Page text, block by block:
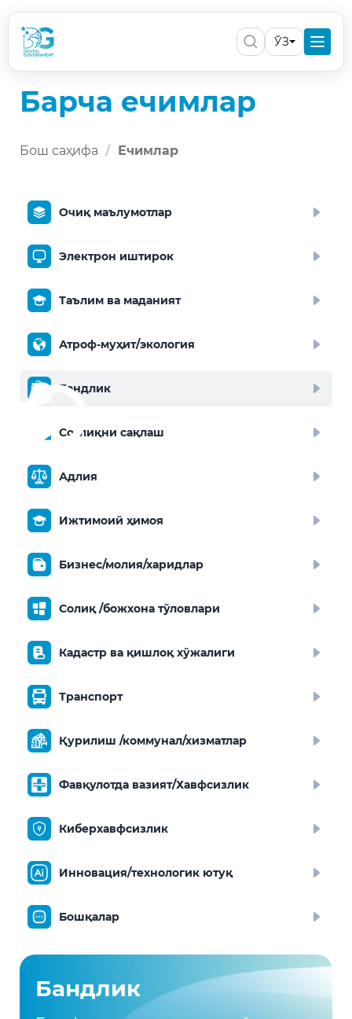
ЎЗ
Барча ечимлар
Бош саҳифа Ечимлар
Очиқ маълумотлар
Электрон иштирок
Таълим ва маданият
Атроф-муҳит/экология
Бандлик
Соғлиқни сақлаш
Адлия
Ижтимоий ҳимоя
Бизнес/молия/харидлар
Солиқ /божхона тўловлари
Кадастр ва қишлоқ хўжалиги
Транспорт
Қурилиш /коммунал/хизматлар
Фавқулотда вазият/Хавфсизлик
Киберхавфсизлик
Инновация/технологик ютуқ
Бошқалар
Бандлик